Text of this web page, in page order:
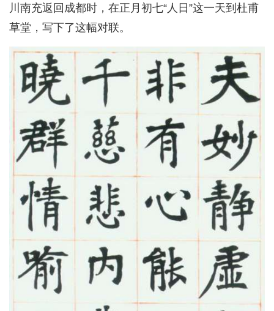
川南充返回成都时，在正月初七“人日”这一天到杜甫
草堂，写下了这幅对联。